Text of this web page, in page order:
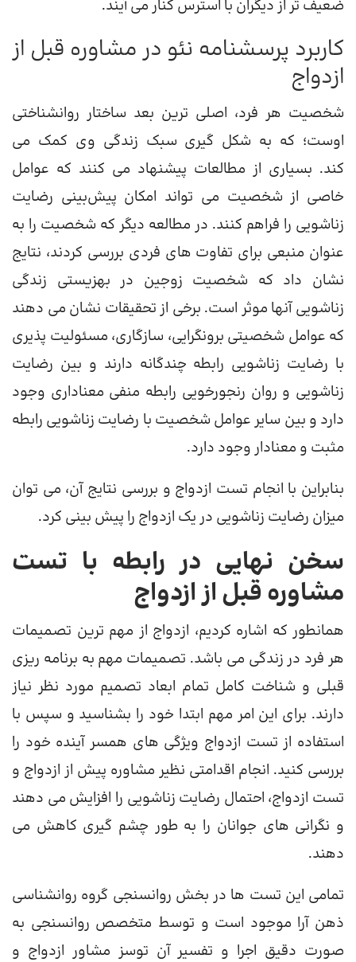
ضعیف تر از دیگران با استرس کنار می آیند.
کاربرد پرسشنامه نئو در مشاوره قبل از
ازدواج
شخصيت هر فرد، اصلي ترين بعد ساختار روانشناختی
اوست؛ كه به شكل گيری سبک زندگی وی كمک می
كند. بسیاری از مطالعات پیشنهاد می کنند که عوامل
خاصی از شخصیت می تواند امکان پیش‌بینی رضایت
زناشویی را فراهم کنند. در مطالعه دیگر که شخصیت را به
عنوان منبعی برای تفاوت های فردی بررسی کردند، نتایج
نشان داد که شخصیت زوجین در بهزیستی زندگی
زناشویی آنها موثر است. برخی از تحقیقات نشان می دهند
که عوامل شخصیتی برونگرایی، سازگاری، مسئولیت پذیری
با رضایت زناشویی رابطه چندگانه دارند و بین رضایت
زناشویی و روان رنجورخویی رابطه منفی معناداری وجود
دارد و بین سایر عوامل شخصیت با رضایت زناشویی رابطه
مثبت و معنادار وجود دارد.
بنابراین با انجام تست ازدواج و بررسی نتایج آن، می توان
میزان رضایت زناشویی در یک ازدواج را پیش بینی کرد.
سخن نهایی در رابطه با تست
مشاوره قبل از ازدواج
همانطور که اشاره کردیم، ازدواج از مهم ترین تصمیمات
هر فرد در زندگی می باشد. تصمیمات مهم به برنامه ریزی
قبلی و شناخت کامل تمام ابعاد تصمیم مورد نظر نیاز
دارند. برای این امر مهم ابتدا خود را بشناسید و سپس با
استفاده از تست ازدواج ویژگی های همسر آینده خود را
بررسی کنید. انجام اقدامتی نظیر مشاوره پیش از ازدواج و
تست ازدواج، احتمال رضایت زناشویی را افزایش می دهند
و نگرانی های جوانان را به طور چشم گیری کاهش می
دهند.
تمامی این تست ها در بخش روانسنجی گروه روانشناسی
ذهن آرا موجود است و توسط متخصص روانسنجی به
صورت دقیق اجرا و تفسیر آن توسز مشاور ازدواج و